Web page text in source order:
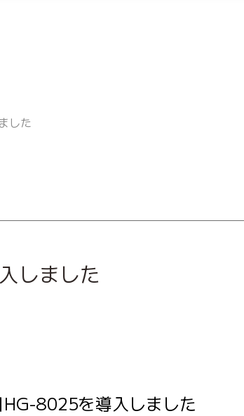
した
しました
8025を導入しました